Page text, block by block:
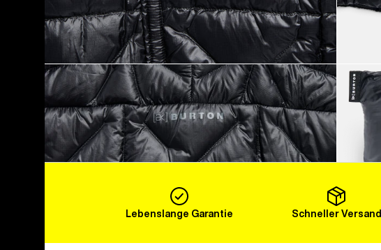
Mehr laden
Lebenslange Garantie Schneller Versand